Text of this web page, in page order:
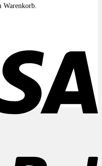
Warenkorb.